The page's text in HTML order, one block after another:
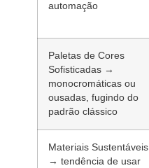
automação
Paletas de Cores
Sofisticadas →
monocromáticas ou
ousadas, fugindo do
padrão clássico
Materiais Sustentáveis
→ tendência de usar